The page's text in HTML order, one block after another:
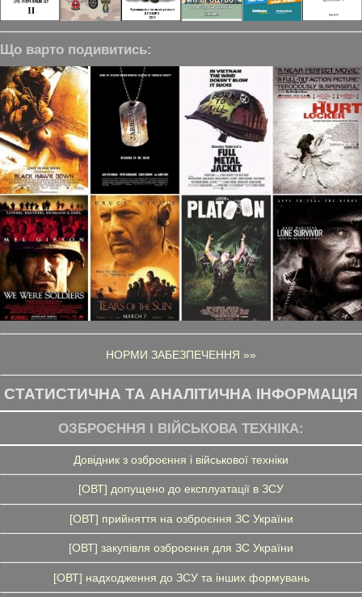
Що варто подивитись:
НОРМИ ЗАБЕЗПЕЧЕННЯ »»
СТАТИСТИЧНА ТА АНАЛІТИЧНА ІНФОРМАЦІЯ
ОЗБРОЄННЯ І ВІЙСЬКОВА ТЕХНІКА:
Довідник з озброєння і військової техніки
[ОВТ] допущено до експлуатації в ЗСУ
[ОВТ] прийняття на озброєння ЗС України
[ОВТ] закупівля озброєння для ЗС України
[ОВТ] надходження до ЗСУ та інших формувань